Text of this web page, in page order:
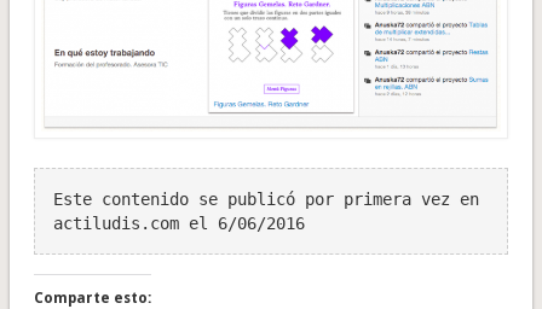
Este contenido se publicó por primera vez en
actiludis.com el 6/06/2016
Comparte esto: